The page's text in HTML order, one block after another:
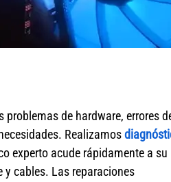
de hardware, errores
Realizamos
experto acude rápidamente a su
cables. Las reparaciones